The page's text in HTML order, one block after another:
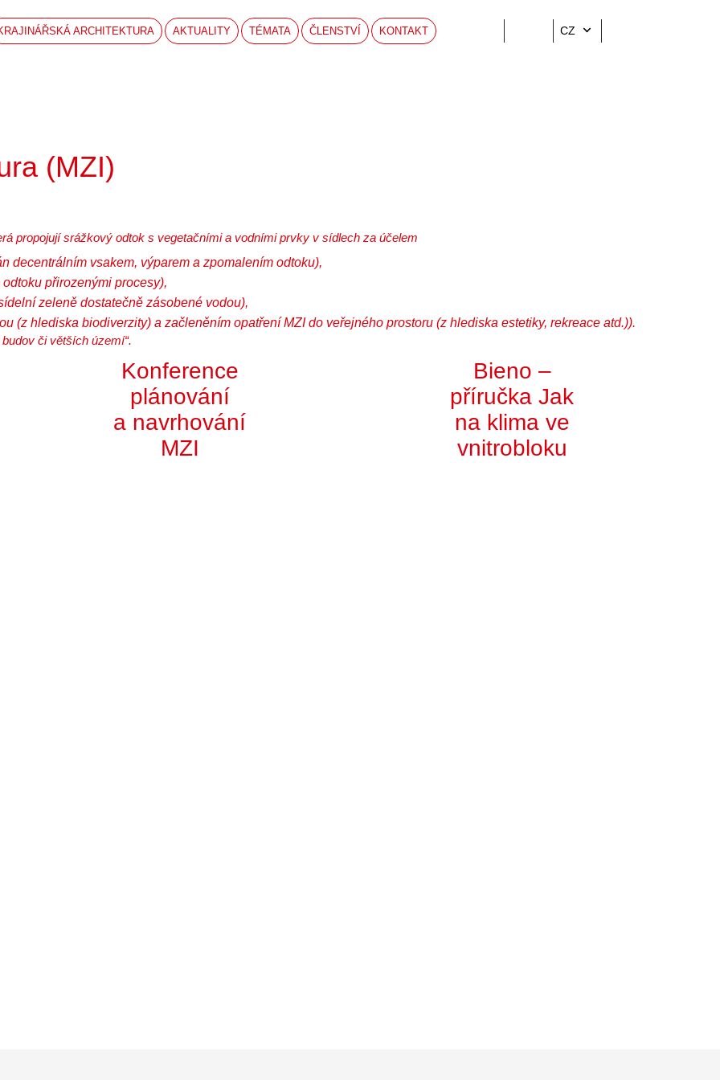
ARCHITEKTURA AKTUALITY TÉMATA ČLENSTVÍ KONTAKT CZ
(MZI)
propojují srážkový odtok s vegetačními a vodními prvky v sídlech za účelem
decentrálním vsakem, výparem a zpomalením odtoku),
přirozenými procesy),
zeleně dostatečně zásobené vodou),
(z hlediska biodiverzity) a začleněním opatření MZI do veřejného prostoru (z hlediska estetiky, rekreace atd.)).
či větších území“.
Konference
plánování
a navrhování
MZI
Bieno –
příručka Jak
na klima ve
vnitrobloku